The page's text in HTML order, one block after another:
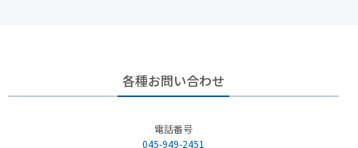
各種お問い合わせ
電話番号
045-949-2451